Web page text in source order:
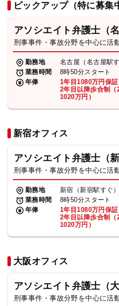
ピックアップ（特に募集
アソシエイト弁護士（名
刑事事件・事故分野を中心に活
勤務地
名古屋（名古屋駅す
業務時間
8時50分スタート
年俸
1年目1080万円保証
2年目以降歩合制
1020万円）
新宿オフィス
アソシエイト弁護士（新
刑事事件・事故分野を中心に活
勤務地
新宿（新宿駅すぐ）
業務時間
8時50分スタート
年俸
1年目1080万円保証
2年目以降歩合制
1020万円）
大阪オフィス
アソシエイト弁護士（大
刑事事件・事故分野を中心に活
弁護士・税理士
費用
求人採用
お知らせ
特設サイト
相談先情報サイト
法人グループ
プライバシーポリシー 利用